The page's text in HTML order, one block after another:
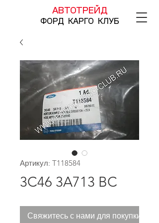
АВТОТРЕЙД
ФОРД КАРГО КЛУБ
Артикул: T118584
3C46 3A713 BC
Свяжитесь с нами для покупки